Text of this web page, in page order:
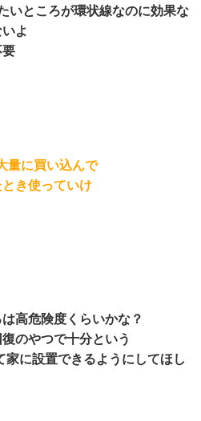
いところが環状線なのに効果な
よ
要
量に買い込んで
き使っていけ
高危険度くらいかな？
のやつで十分という
家に設置できるようにしてほし